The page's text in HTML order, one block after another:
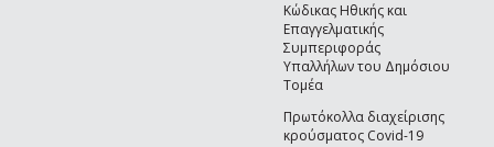
Κώδικας Ηθικής και
Επαγγελματικής
Συμπεριφοράς
Υπαλλήλων του Δημόσιου
Τομέα
Πρωτόκολλα διαχείρισης
κρούσματος Covid-19